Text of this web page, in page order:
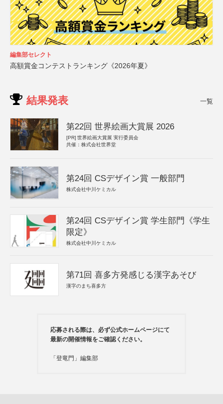
編集部セレクト
高額賞金コンテストランキング《2026年夏》
結果発表 一覧
第22回 世界絵画大賞展 2026
[PR] 世界絵画大賞展 実行委員会
共催：株式会社世界堂
第24回 CSデザイン賞 一般部門
株式会社中川ケミカル
第24回 CSデザイン賞 学生部門《学生
限定》
株式会社中川ケミカル
第71回 喜多方発感じる漢字あそび
漢字のまち喜多方
応募される際は、必ず公式ホームページにて
最新の開催情報をご確認ください。
「登竜門」編集部